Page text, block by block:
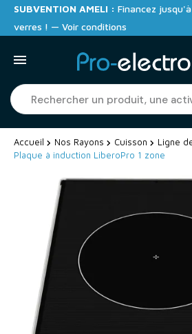
SUBVENTION AMELI : Financez
verres ! — Voir conditions
Accueil Nos Rayons Cuisson Ligne
Plaque à induction LiberoPro 1 zone